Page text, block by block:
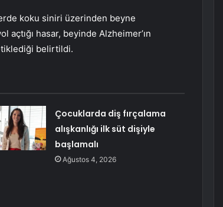
koku siniri üzerinden beyne
hasar, beyinde Alzheimer’ın
belirtildi.
Çocuklarda diş fırçalama
alışkanlığı ilk süt dişiyle
başlamalı
Ağustos 4, 2026